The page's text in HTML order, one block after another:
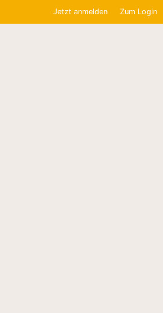
Jetzt anmelden Zum Login